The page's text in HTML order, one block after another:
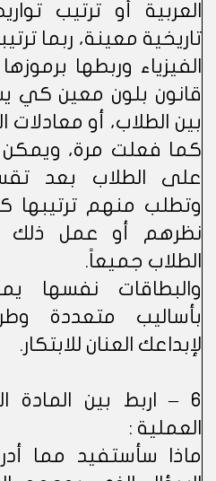
العربية أو ترتيب
تاريخية معينة، ربما
الفيزياء وربطها
قانون بلون معين كي
بين الطلاب، أو معادلات
كما فعلت مرة، ويمكن
على الطلاب بعد
وتطلب منهم ترتيبها
نظرهم أو عمل ذلك
الطلاب جميعاً.
والبطاقات نفسها
بأساليب متعددة
لإبداعك العنان للابتكار.
6 – اربط بين المادة
العملية :
ماذا سأستفيد مما